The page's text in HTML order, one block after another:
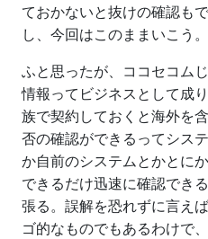
ておかないと抜けの確認も
し、今回はこのままいこう。
ふと思ったが、ココセコム
情報ってビジネスとして成
族で契約しておくと海外を
否の確認ができるってシス
か自前のシステムとかとに
できるだけ迅速に確認でき
張る。誤解を恐れずに言え
ゴ的なものでもあるわけで